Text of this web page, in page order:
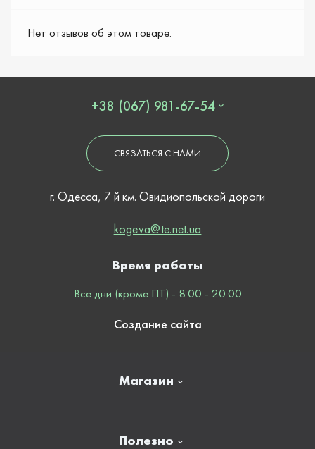
Нет отзывов об этом товаре.
+38 (067) 981-67-54
СВЯЗАТЬСЯ С НАМИ
г. Одесса, 7 й км. Овидиопольской дороги
kogeva@te.net.ua
Магазин
Полезно
Время работы
Все дни (кроме ПТ) - 8:00 - 20:00
Создание сайта